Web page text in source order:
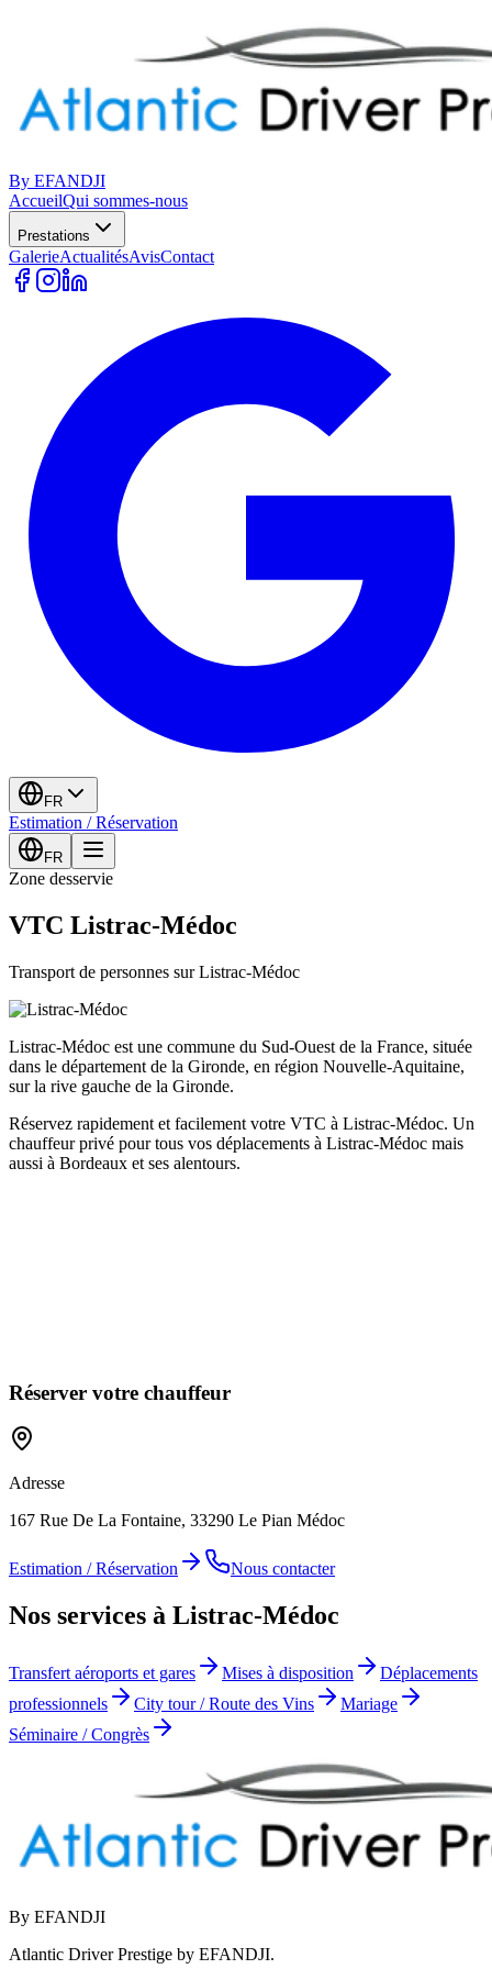
By EFANDJI
AccueilQui sommes-nous
Prestations
GalerieActualitésAvisContact
FR
Estimation / Réservation
FR
Zone desservie
VTC Listrac-Médoc
Transport de personnes sur Listrac-Médoc
Listrac-Médoc est une commune du Sud-Ouest de la France, située
dans le département de la Gironde, en région Nouvelle-Aquitaine,
sur la rive gauche de la Gironde.
Réservez rapidement et facilement votre VTC à Listrac-Médoc. Un
chauffeur privé pour tous vos déplacements à Listrac-Médoc mais
aussi à Bordeaux et ses alentours.
Réserver votre chauffeur
Adresse
167 Rue De La Fontaine, 33290 Le Pian Médoc
Estimation / Réservation Nous contacter
Nos services à Listrac-Médoc
Transfert aéroports et gares Mises à disposition
Déplacements
professionnels
City tour / Route des Vins
Mariage
Séminaire / Congrès
By EFANDJI
Atlantic Driver Prestige by EFANDJI.